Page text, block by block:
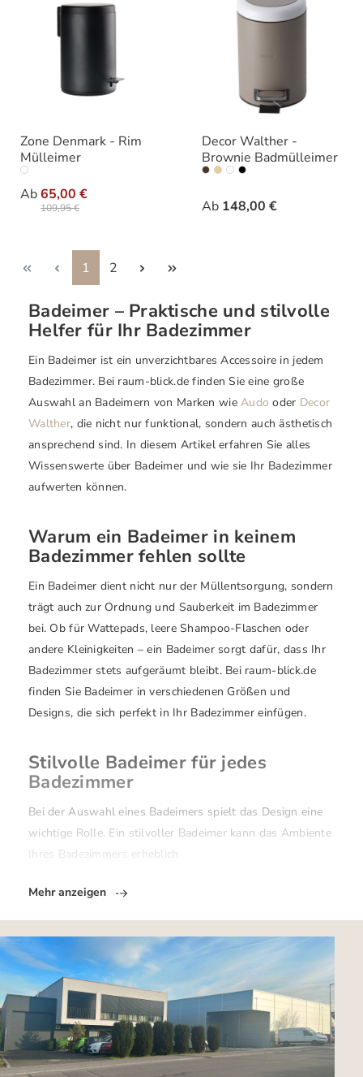
Zone Denmark - Rim
Mülleimer
Ab65,00 €
109,95 €
Farbe
Decor Walther -
Brownie Badmülleimer
Ab 148,00 €
Varianten
Seite
1 Seite
2
Badeimer – Praktische und stilvolle
Helfer für Ihr Badezimmer
Ein Badeimer ist ein unverzichtbares Accessoire in jedem
Badezimmer. Bei raum-blick.de finden Sie eine große
Auswahl an Badeimern von Marken wieAudo oder Decor
Walther, die nicht nur funktional, sondern auch ästhetisch
ansprechend sind. In diesem Artikel erfahren Sie alles
Wissenswerte über Badeimer und wie sie Ihr Badezimmer
aufwerten können.
Warum ein Badeimer in keinem
Badezimmer fehlen sollte
Ein Badeimer dient nicht nur der Müllentsorgung, sondern
trägt auch zur Ordnung und Sauberkeit im Badezimmer
bei. Ob für Wattepads, leere Shampoo-Flaschen oder
andere Kleinigkeiten – ein Badeimer sorgt dafür, dass Ihr
Badezimmer stets aufgeräumt bleibt. Bei raum-blick.de
finden Sie Badeimer in verschiedenen Größen und
Designs, die sich perfekt in Ihr Badezimmer einfügen.
Stilvolle Badeimer für jedes
Badezimmer
Bei der Auswahl eines Badeimers spielt das Design eine
wichtige Rolle. Ein stilvoller Badeimer kann das Ambiente
Ihres Badezimmers erheblich
Mehr anzeigen